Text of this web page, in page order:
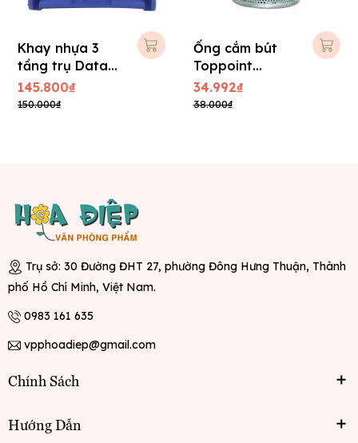
Khay nhựa 3
tầng trụ Data
King
145.800₫
150.000₫
Ống cắm bút
Toppoint
HY3155C
34.992₫
38.000₫
Trụ sở: 30 Đường ĐHT 27, phường Đông Hưng Thuận, Thành
phố Hồ Chí Minh, Việt Nam.
0983 161 635
vpphoadiep@gmail.com
Chính Sách
Hướng Dẫn